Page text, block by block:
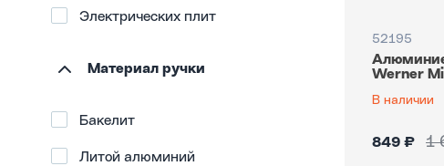
Электрических плит
Материал ручки
Бакелит
Литой алюминий
52195
Werner
В наличии
849 ₽ 1